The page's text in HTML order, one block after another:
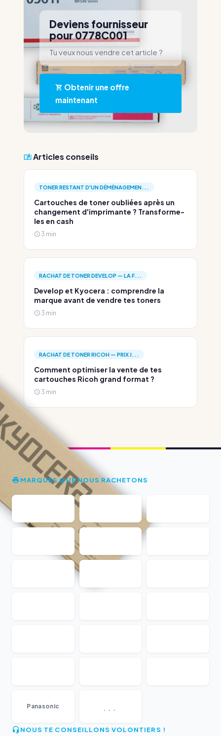
Deviens fournisseur
pour 0778C001
Tu veux nous vendre cet article ?
Obtenir une offre
maintenant
Articles conseils
TONER RESTANT D'UN DÉMÉNAGEMEN...
Cartouches de toner oubliées après un
changement d'imprimante ? Transforme-
les en cash
3 min
RACHAT DE TONER DEVELOP — LA F...
Develop et Kyocera : comprendre la
marque avant de vendre tes toners
3 min
RACHAT DE TONER RICOH — PRIX J...
Comment optimiser la vente de tes
cartouches Ricoh grand format ?
3 min
MARQUES QUE NOUS RACHETONS
Panasonic ...
NOUS TE CONSEILLONS VOLONTIERS !